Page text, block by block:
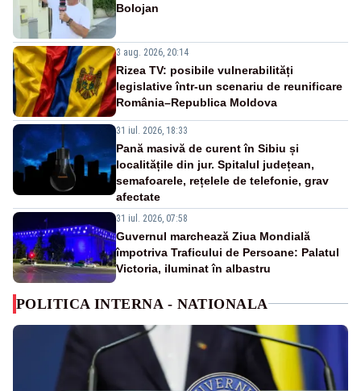
Bolojan
3 aug. 2026, 20:14
Rizea TV: posibile vulnerabilități
legislative într-un scenariu de reunificare
România–Republica Moldova
31 iul. 2026, 18:33
Pană masivă de curent în Sibiu și
localitățile din jur. Spitalul județean,
semafoarele, rețelele de telefonie, grav
afectate
31 iul. 2026, 07:58
Guvernul marchează Ziua Mondială
împotriva Traficului de Persoane: Palatul
Victoria, iluminat în albastru
POLITICA INTERNA - NATIONALA